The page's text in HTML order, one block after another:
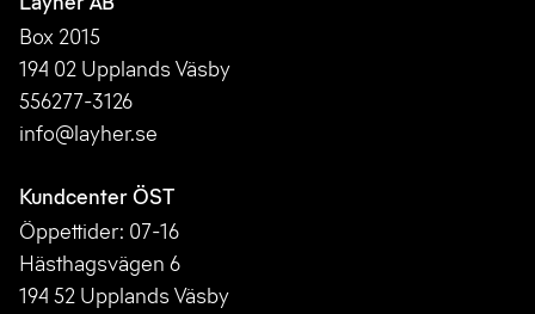
Box 2015
194 02 Upplands Väsby
556277-3126
info@layher.se
Kundcenter ÖST
Öppettider: 07-16
Hästhagsvägen 6
194 52 Upplands Väsby